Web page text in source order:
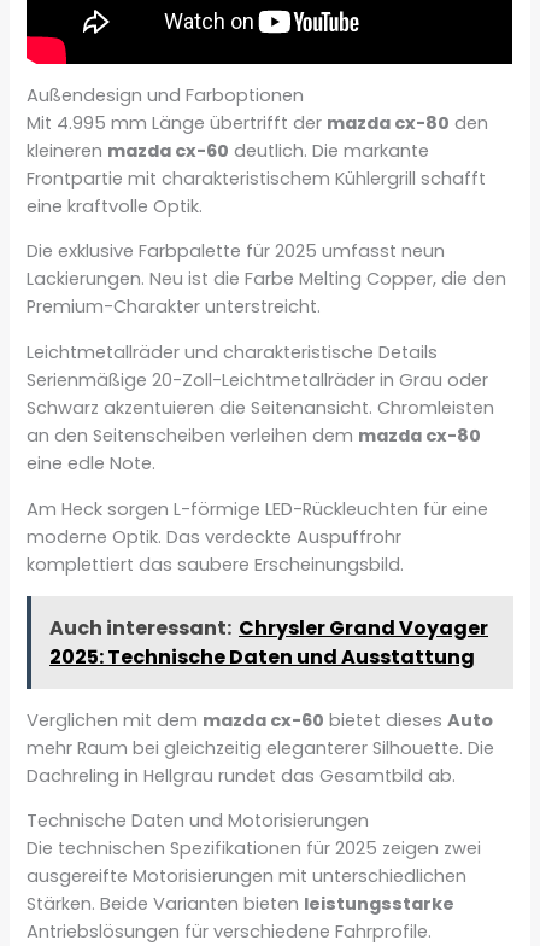
Außendesign und Farboptionen
Mit 4.995 mm Länge übertrifft der mazda cx-80 den
kleineren mazda cx-60 deutlich. Die markante
Frontpartie mit charakteristischem Kühlergrill schafft
eine kraftvolle Optik.
Die exklusive Farbpalette für 2025 umfasst neun
Lackierungen. Neu ist die Farbe Melting Copper, die den
Premium-Charakter unterstreicht.
Leichtmetallräder und charakteristische Details
Serienmäßige 20-Zoll-Leichtmetallräder in Grau oder
Schwarz akzentuieren die Seitenansicht. Chromleisten
an den Seitenscheiben verleihen dem mazda cx-80
eine edle Note.
Am Heck sorgen L-förmige LED-Rückleuchten für eine
moderne Optik. Das verdeckte Auspuffrohr
komplettiert das saubere Erscheinungsbild.
Auch interessant: Chrysler Grand Voyager
2025: Technische Daten und Ausstattung
Verglichen mit dem mazda cx-60 bietet diesesAuto
mehr Raum bei gleichzeitig eleganterer Silhouette. Die
Dachreling in Hellgrau rundet das Gesamtbild ab.
Technische Daten und Motorisierungen
Die technischen Spezifikationen für 2025 zeigen zwei
ausgereifte Motorisierungen mit unterschiedlichen
Stärken. Beide Varianten bieten leistungsstarke
Antriebslösungen für verschiedene Fahrprofile.